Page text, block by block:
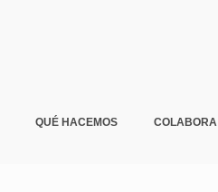
QUÉ HACEMOS COLABORA